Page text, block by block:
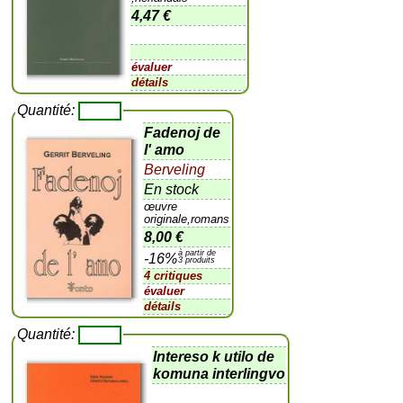
4,47 €
évaluer
détails
Quantité:
Fadenoj de
l' amo
Berveling
En stock
œuvre
originale,romans
8,00 €
-16%à partir de
3 produits
4 critiques
évaluer
détails
Quantité:
Intereso k utilo de
komuna interlingvo